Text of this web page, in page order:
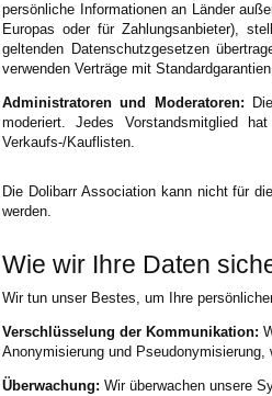
persönliche Informationen an Länder
Europas oder für Zahlungsanbieter),
geltenden Datenschutzgesetzen
verwenden Verträge mit
Administratoren und Moderatoren:
moderiert. Jedes Vorstandsmitglied
Verkaufs-/Kauflisten.
Die Dolibarr Association kann nicht für
werden.
Wie wir Ihre Daten
Wir tun unser Bestes, um Ihre
Verschlüsselung der Kommunikation:
Anonymisierung und
Überwachung: Wir überwachen unsere